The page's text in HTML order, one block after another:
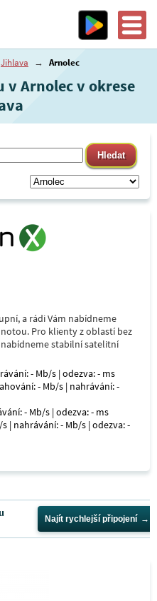
Jihlava → Arnolec
Arnolec v okrese
a rádi Vám nabídneme
Pro klienty z oblastí bez
stabilní satelitní
- Mb/s | odezva: - ms
- Mb/s | nahrávání: -
- Mb/s | odezva: - ms
| nahrávání: - Mb/s | odezva: -
Najít rychlejší připojení